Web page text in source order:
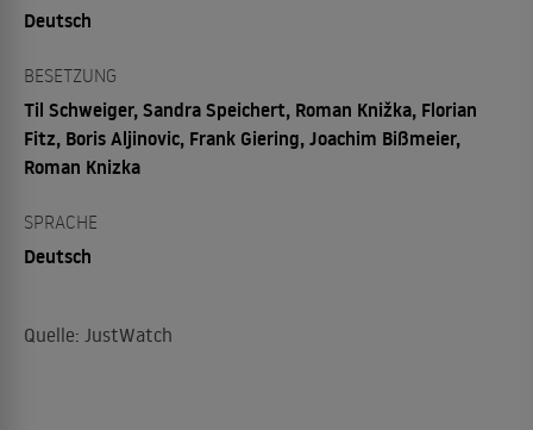
Deutsch
BESETZUNG
Til Schweiger, Sandra Speichert, Roman Knižka, Florian
Fitz, Boris Aljinovic, Frank Giering, Joachim Bißmeier,
Roman Knizka
SPRACHE
Deutsch
Quelle: JustWatch